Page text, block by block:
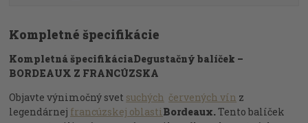
Kompletné špecifikácie
Kompletná špecifikáciaDegustačný balíček –
BORDEAUX Z FRANCÚZSKA
Objavte výnimočný svet suchých červených vín z
legendárnej francúzskej oblastiBordeaux.Tento balíček